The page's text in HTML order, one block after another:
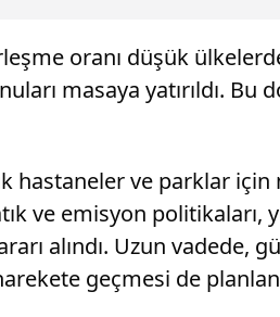
oranı düşük
masaya yatırıldı.
hastaneler ve parklar
ve emisyon
alındı. Uzun vadede,
geçmesi de